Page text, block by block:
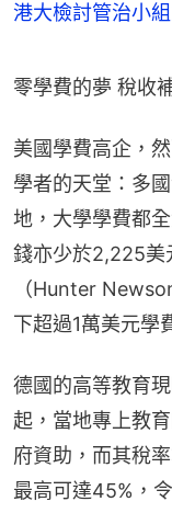
港大檢討管治小
零學費的夢 稅收
美國學費高企，
學者的天堂：多
地，大學學費都
錢亦少於2,225美
（Hunter
下超過1萬美元學
德國的高等教育
起，當地專上教
府資助，而其稅
最高可達45%，